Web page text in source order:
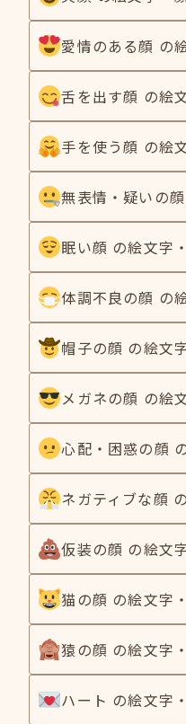
愛情のある顔 の
舌を出す顔 の絵
手を使う顔 の絵
無表情・疑いの
眠い顔 の絵文字
体調不良の顔 の
帽子の顔 の絵文
メガネの顔 の絵
心配・困惑の顔
ネガティブな顔
仮装の顔 の絵文
猫の顔 の絵文字
猿の顔 の絵文字
ハート の絵文字